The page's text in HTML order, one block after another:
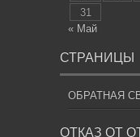
31
« Май
СТРАНИЦЫ
ОБРАТНАЯ
ОТКАЗ ОТ